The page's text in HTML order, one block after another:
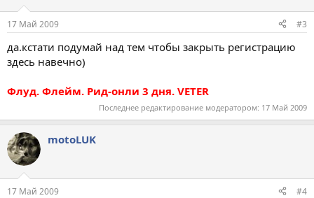
17 Май 2009 #3
да.кстати подумай над тем чтобы закрыть регистрацию
здесь навечно)
Флуд. Флейм. Рид-онли 3 дня. VETER
Последнее редактирование модератором: 17 Май 2009
motoLUK
17 Май 2009 #4